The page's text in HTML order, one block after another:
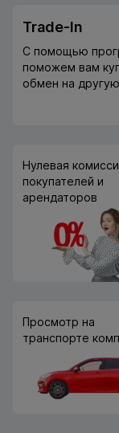
Trade-In
С помощью
поможем вам
обмен на
Нулевая
покупателей и
арендаторов
Просмотр на
транспорте